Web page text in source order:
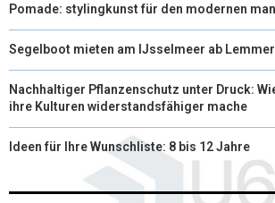
Pomade: stylingkunst für den modernen
Segelboot mieten am IJsselmeer ab Lemmer
Nachhaltiger Pflanzenschutz unter Druck:
ihre Kulturen widerstandsfähiger mache
Ideen für Ihre Wunschliste: 8 bis 12 Jahre